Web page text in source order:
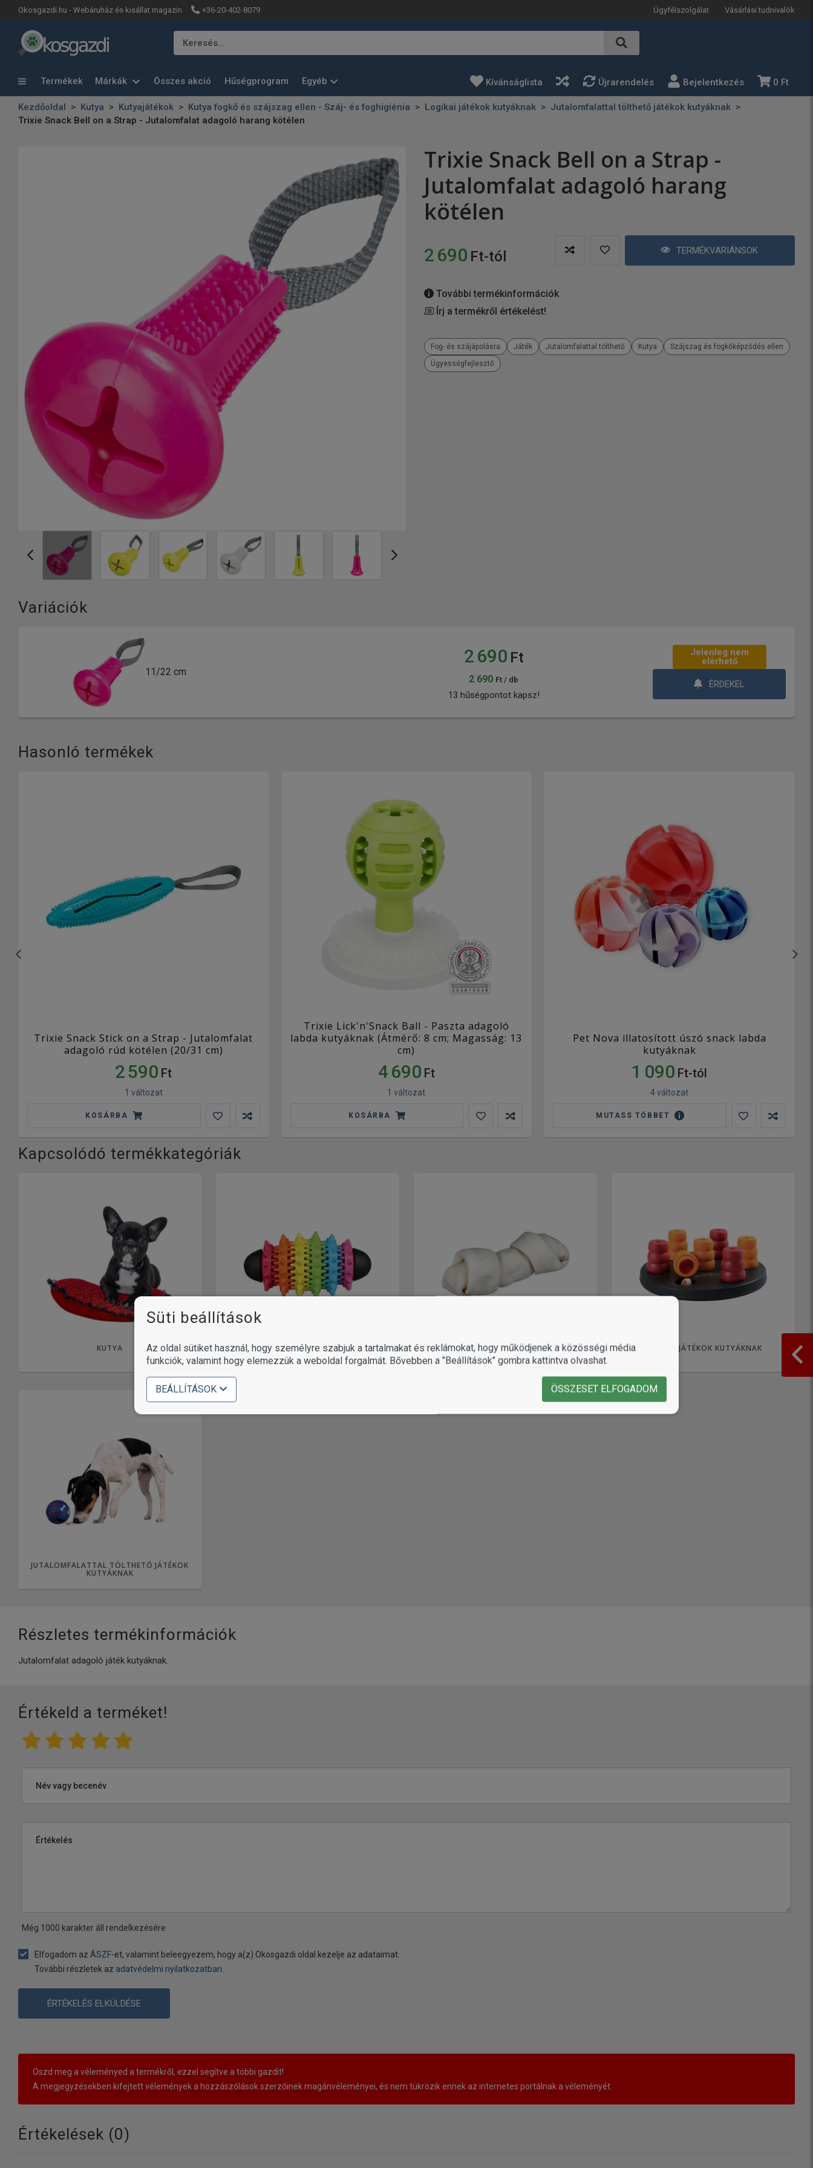
Okosgazdi.hu - Webáruház és kisállat magazin +36-20-402-8079 Ügyfélszolgálat Vásárlási tudnivalók
Keresés…
Termékek Márkák Összes akció Hűségprogram Egyéb Kívánságlista Újrarendelés Bejelentkezés 0 Ft
Kezdőoldal Kutya Kutyajátékok Kutya fogkő és szájszag ellen - Száj- és foghigiénia Logikai játékok kutyáknak
Jutalomfalattal tölthető játékok kutyáknak
Trixie Snack Bell on a Strap - Jutalomfalat adagoló harang kötélen
Trixie Snack Bell on a Strap -
Jutalomfalat adagoló harang
kötélen
2 690 Ft-tól TERMÉKVARIÁNSOK
További termékinformációk
Írj a termékről értékelést!
Fog- és szájápolásra Játék Jutalomfalattal tölthető Kutya
Szájszag és fogkőképződés ellen
Ügyességfejlesztő
Variációk
11/22 cm
2 690 Ft
2 690 Ft / db
13 hűségpontot kapsz!
Jelenleg nem
elérhető
ÉRDEKEL
Hasonló termékek
Trixie Snack Stick on a Strap - Jutalomfalat
adagoló rúd kötélen (20/31 cm)
2 590 Ft
1 változat
KOSÁRBA
Trixie Lick'n'Snack Ball - Paszta adagoló
labda kutyáknak (Átmérő: 8 cm; Magasság: 13
cm)
4 690 Ft
1 változat
KOSÁRBA
Pet Nova illatosított úszó snack labda
kutyáknak
1 090 Ft-tól
4 változat
MUTASS TÖBBET
Kapcsolódó termékkategóriák
KUTYA KUTYAJÁTÉKOK KUTYA FOGKŐ ÉS SZÁJSZAG ELLEN -
SZÁJ- ÉS FOGHIGIÉNIA
LOGIKAI JÁTÉKOK KUTYÁKNAK
JUTALOMFALATTAL TÖLTHETŐ JÁTÉKOK
KUTYÁKNAK
Részletes termékinformációk
Jutalomfalat adagoló játék kutyáknak.
Értékeld a terméket!
Név vagy becenév
Értékelés
Még 1000 karakter áll rendelkezésére
Elfogadom az ÁSZF-et, valamint beleegyezem, hogy a(z) Okosgazdi oldal kezelje az adataimat.
További részletek az adatvédelmi nyilatkozatban.
ÉRTÉKELÉS ELKÜLDÉSE
Oszd meg a véleményed a termékről, ezzel segítve a többi gazdit!
A megjegyzésekben kifejtett vélemények a hozzászólások szerzőinek magánvéleményei, és nem tükrözik ennek az internetes portálnak a véleményét.
Értékelések (0)
Süti beállítások
Az oldal sütiket használ, hogy személyre szabjuk a tartalmakat és reklámokat, hogy működjenek a közösségi média
funkciók, valamint hogy elemezzük a weboldal forgalmát. Bővebben a "Beállítások" gombra kattintva olvashat.
BEÁLLÍTÁSOK ÖSSZESET ELFOGADOM